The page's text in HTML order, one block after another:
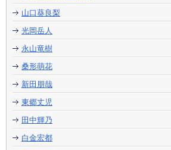
山口葵良梨
光岡岳人
永山竜樹
桑形萌花
新田朋哉
東郷丈児
田中輝乃
白金宏都